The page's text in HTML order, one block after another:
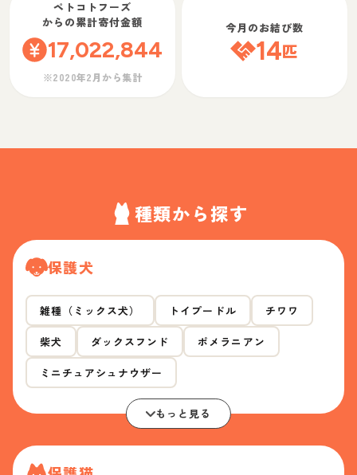
ペトコトフーズ
からの累計寄付金額
17,022,844
※2020年2月から集計
今月のお結び数
14匹
種類から探す
保護犬
雑種（ミックス犬） トイプードル チワワ
柴犬 ダックスフンド ポメラニアン
ミニチュアシュナウザー
もっと見る